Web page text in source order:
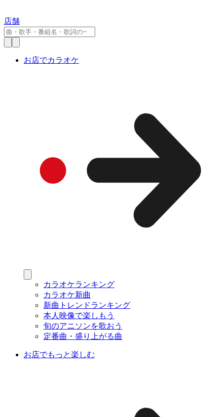
店舗
お店でカラオケ
カラオケランキング
カラオケ新曲
新曲トレンドランキング
本人映像で楽しもう
旬のアニソンを歌おう
定番曲・盛り上がる曲
お店でもっと楽しむ